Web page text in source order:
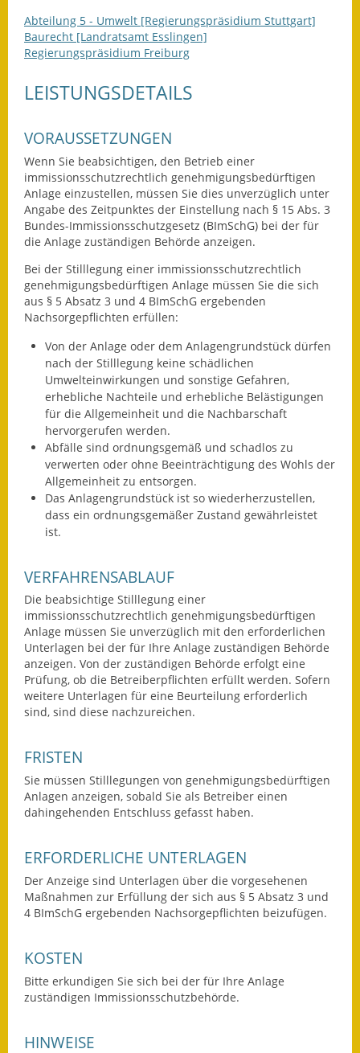
Eröffnungsbilanz
Getrennte
Grundsteuerreform
Jahresabschlüsse
Wasserversorgung
Heiraten in Notzingen
Mitarbeiter
Notruftafel
Ortsrecht
Wahlen
Was erledige ich wo?
Leben
Bauen und Wohnen
Baugebiete & Bauplätze
Bebauungspläne
Bodenrichtwerte
Flächennutzungsplan
Gerätehütten
Mietspiegel
Gebäuden
Hochwassergefahrenkarte
Grundschule &
Kernzeitbetreuung
Abteilung 5 - Umwelt [Regierungspräsidium Stuttgart]
Baurecht [Landratsamt Esslingen]
Regierungspräsidium Freiburg
LEISTUNGSDETAILS
VORAUSSETZUNGEN
Wenn Sie beabsichtigen, den Betrieb einer
immissionsschutzrechtlich genehmigungsbedürftigen
Anlage einzustellen, müssen Sie dies unverzüglich unter
Angabe des Zeitpunktes der Einstellung nach § 15 Abs. 3
Bundes-Immissionsschutzgesetz (BImSchG) bei der für
die Anlage zuständigen Behörde anzeigen.
Bei der Stilllegung einer immissionsschutzrechtlich
genehmigungsbedürftigen Anlage müssen Sie die sich
aus § 5 Absatz 3 und 4 BImSchG ergebenden
Nachsorgepflichten erfüllen:
Von der Anlage oder dem Anlagengrundstück dürfen
nach der Stilllegung keine schädlichen
Umwelteinwirkungen und sonstige Gefahren,
erhebliche Nachteile und erhebliche Belästigungen
für die Allgemeinheit und die Nachbarschaft
hervorgerufen werden.
Abfälle sind ordnungsgemäß und schadlos zu
verwerten oder ohne Beeinträchtigung des Wohls der
Allgemeinheit zu entsorgen.
Das Anlagengrundstück ist so wiederherzustellen,
dass ein ordnungsgemäßer Zustand gewährleistet
ist.
VERFAHRENSABLAUF
Die beabsichtige Stilllegung einer
immissionsschutzrechtlich genehmigungsbedürftigen
Anlage müssen Sie unverzüglich mit den erforderlichen
Unterlagen bei der für Ihre Anlage zuständigen Behörde
anzeigen. Von der zuständigen Behörde erfolgt eine
Prüfung, ob die Betreiberpflichten erfüllt werden. Sofern
weitere Unterlagen für eine Beurteilung erforderlich
sind, sind diese nachzureichen.
FRISTEN
Sie müssen Stilllegungen von genehmigungsbedürftigen
Anlagen anzeigen, sobald Sie als Betreiber einen
dahingehenden Entschluss gefasst haben.
ERFORDERLICHE UNTERLAGEN
Der Anzeige sind Unterlagen über die vorgesehenen
Maßnahmen zur Erfüllung der sich aus § 5 Absatz 3 und
4 BImSchG ergebenden Nachsorgepflichten beizufügen.
KOSTEN
Bitte erkundigen Sie sich bei der für Ihre Anlage
zuständigen Immissionsschutzbehörde.
HINWEISE